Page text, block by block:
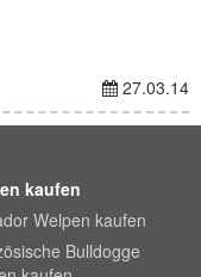
27.03.14
kaufen
Welpen kaufen
Bulldogge